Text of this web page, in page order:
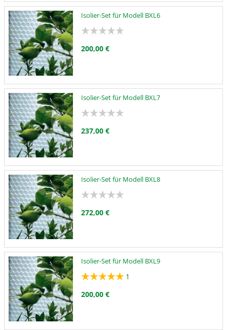
Isolier-Set für Modell BXL6
200,00 €
Isolier-Set für Modell BXL7
237,00 €
Isolier-Set für Modell BXL8
272,00 €
Isolier-Set für Modell BXL9
1
200,00 €